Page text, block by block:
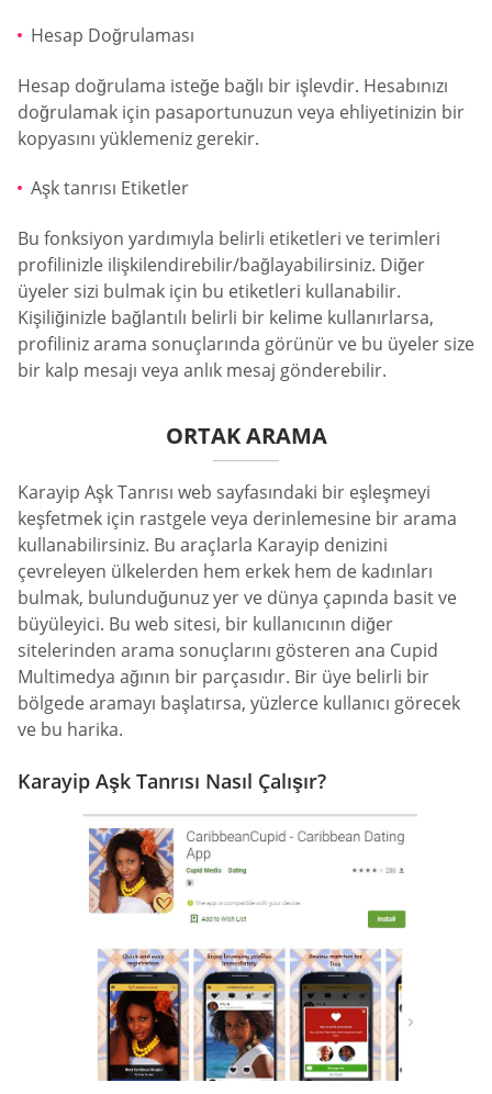
Hesap Doğrulaması
Hesap doğrulama isteğe bağlı bir işlevdir. Hesabınızı
doğrulamak için pasaportunuzun veya ehliyetinizin bir
kopyasını yüklemeniz gerekir.
Aşk tanrısı Etiketler
Bu fonksiyon yardımıyla belirli etiketleri ve terimleri
profilinizle ilişkilendirebilir/bağlayabilirsiniz. Diğer
üyeler sizi bulmak için bu etiketleri kullanabilir.
Kişiliğinizle bağlantılı belirli bir kelime kullanırlarsa,
profiliniz arama sonuçlarında görünür ve bu üyeler size
bir kalp mesajı veya anlık mesaj gönderebilir.
ORTAK ARAMA
Karayip Aşk Tanrısı web sayfasındaki bir eşleşmeyi
keşfetmek için rastgele veya derinlemesine bir arama
kullanabilirsiniz. Bu araçlarla Karayip denizini
çevreleyen ülkelerden hem erkek hem de kadınları
bulmak, bulunduğunuz yer ve dünya çapında basit ve
büyüleyici. Bu web sitesi, bir kullanıcının diğer
sitelerinden arama sonuçlarını gösteren ana Cupid
Multimedya ağının bir parçasıdır. Bir üye belirli bir
bölgede aramayı başlatırsa, yüzlerce kullanıcı görecek
ve bu harika.
Karayip Aşk Tanrısı Nasıl Çalışır?